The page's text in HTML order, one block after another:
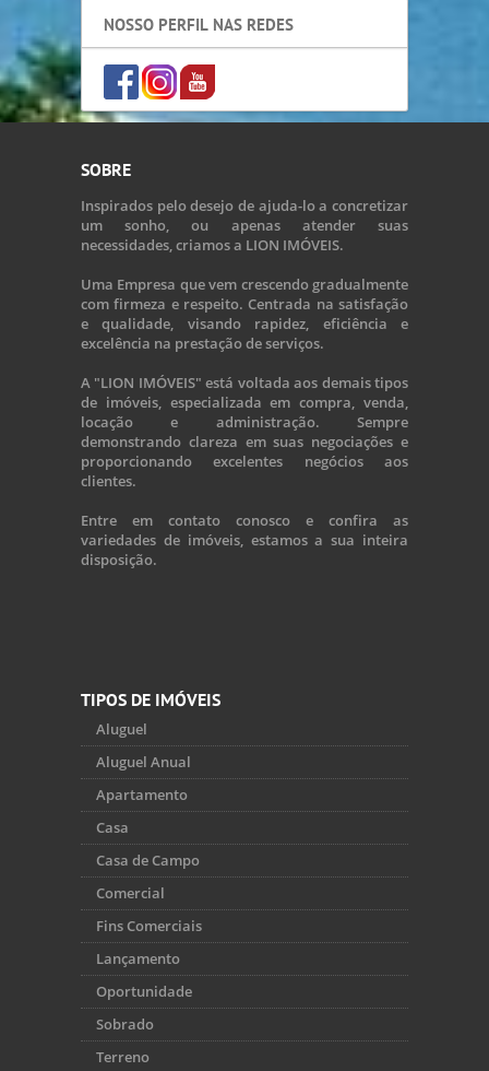
NOSSO PERFIL NAS REDES
SOBRE
Inspirados pelo desejo de ajuda-lo a concretizar
um sonho, ou apenas atender suas
necessidades, criamos a LION IMÓVEIS.
Uma Empresa que vem crescendo gradualmente
com firmeza e respeito. Centrada na satisfação
e qualidade, visando rapidez, eficiência e
excelência na prestação de serviços.
A "LION IMÓVEIS" está voltada aos demais tipos
de imóveis, especializada em compra, venda,
locação e administração. Sempre
demonstrando clareza em suas negociações e
proporcionando excelentes negócios aos
clientes.
Entre em contato conosco e confira as
variedades de imóveis, estamos a sua inteira
disposição.
TIPOS DE IMÓVEIS
Aluguel
Aluguel Anual
Apartamento
Casa
Casa de Campo
Comercial
Fins Comerciais
Lançamento
Oportunidade
Sobrado
Terreno